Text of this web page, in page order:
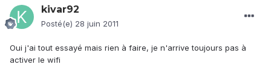
kivar92
Posté(e) 28 juin 2011
Oui j'ai tout essayé mais rien à faire, je n'arrive toujours pas à
activer le wifi